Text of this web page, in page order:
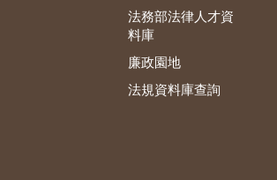
法務部法律人才資
料庫
廉政園地
法規資料庫查詢